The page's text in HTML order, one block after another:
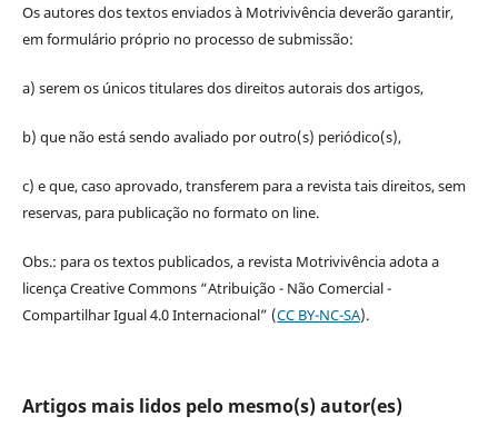
Os autores dos textos enviados à Motrivivência deverão garantir,
em formulário próprio no processo de submissão:
a) serem os únicos titulares dos direitos autorais dos artigos,
b) que não está sendo avaliado por outro(s) periódico(s),
c) e que, caso aprovado, transferem para a revista tais direitos, sem
reservas, para publicação no formato on line.
Obs.: para os textos publicados, a revista Motrivivência adota a
licença Creative Commons “Atribuição - Não Comercial -
Compartilhar Igual 4.0 Internacional” (CC BY-NC-SA).
Artigos mais lidos pelo mesmo(s) autor(es)